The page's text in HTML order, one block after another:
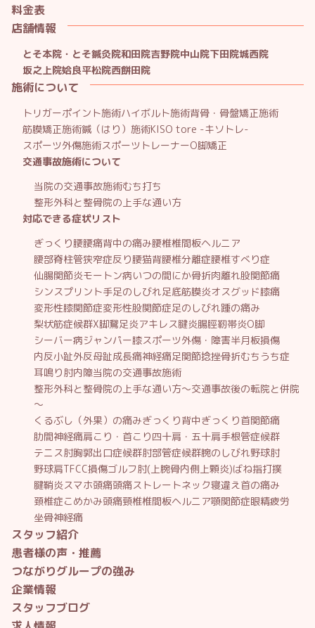
料金表
店舗情報
とそ本院・とそ鍼灸院和田院吉野院中山院下田院城西院
坂之上院姶良平松院西餅田院
施術について
トリガーポイント施術ハイボルト施術背骨・骨盤矯正施術
筋膜矯正施術鍼（はり）施術KISO tore -キソトレ-
スポーツ外傷施術スポーツトレーナーO脚矯正
交通事故施術について
当院の交通事故施術むち打ち
整形外科と整骨院の上手な通い方
対応できる症状リスト
ぎっくり腰腰痛背中の痛み腰椎椎間板ヘルニア
腰部脊柱管狭窄症反り腰猫背腰椎分離症腰椎すべり症
仙腸関節炎モートン病いつの間にか骨折肉離れ股関節痛
シンスプリント手足のしびれ足底筋膜炎オスグッド膝痛
変形性膝関節症変形性股関節症足のしびれ踵の痛み
梨状筋症候群X脚鵞足炎アキレス腱炎腸脛靭帯炎O脚
シーバー病ジャンパー膝スポーツ外傷・障害半月板損傷
内反小趾外反母趾成長痛神経痛足関節捻挫骨折むちうち症
耳鳴り肘内障当院の交通事故施術
整形外科と整骨院の上手な通い方～交通事故後の転院と併院
～
くるぶし（外果）の痛みぎっくり背中ぎっくり首関節痛
肋間神経痛肩こり・首こり四十肩・五十肩手根管症候群
テニス肘胸郭出口症候群肘部管症候群腕のしびれ野球肘
野球肩TFCC損傷ゴルフ肘(上腕骨内側上顆炎)ばね指打撲
腱鞘炎スマホ頭痛頭痛ストレートネック寝違え首の痛み
頚椎症こめかみ頭痛頸椎椎間板ヘルニア顎関節症眼精疲労
坐骨神経痛
スタッフ紹介
患者様の声・推薦
つながりグループの強み
企業情報
スタッフブログ